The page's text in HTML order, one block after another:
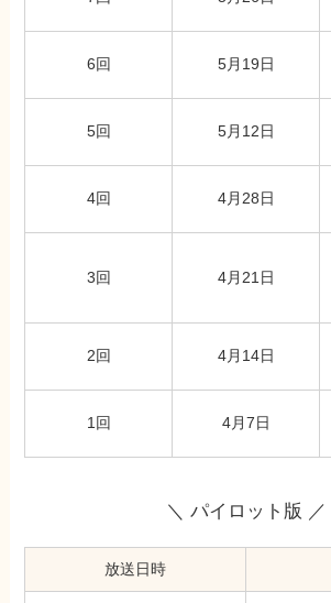
6回 5月19日
5回 5月12日
4回 4月28日
3回 4月21日
2回 4月14日
1回 4月7日
＼ パイロット版 ／
放送日時